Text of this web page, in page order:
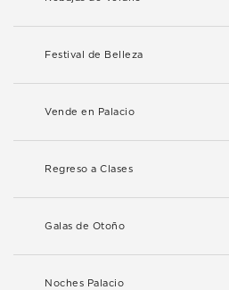
Festival de Belleza
Vende en Palacio
Regreso a Clases
Galas de Otoño
Noches Palacio